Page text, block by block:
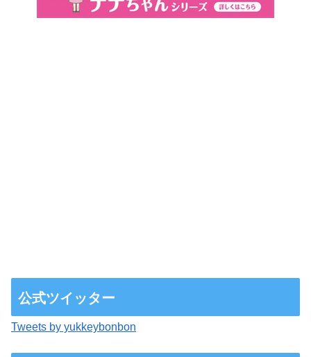
公式ツイッター
Tweets by yukkeybonbon